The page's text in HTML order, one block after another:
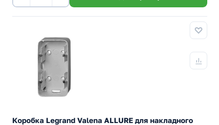
Коробка Legrand Valena ALLURE для накладного